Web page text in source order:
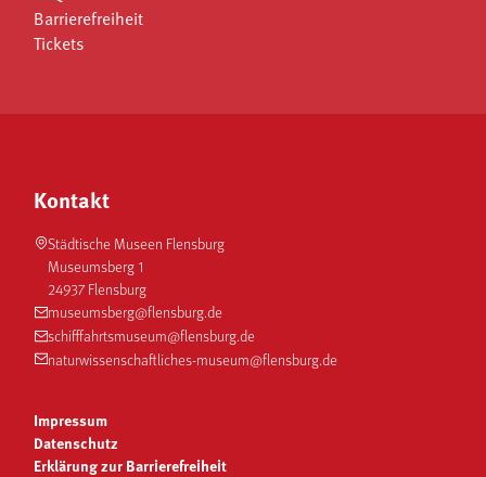
Barrierefreiheit
Tickets
Kontakt
Städtische Museen Flensburg
Museumsberg 1
24937 Flensburg
museumsberg@flensburg.de
schifffahrtsmuseum@flensburg.de
naturwissenschaftliches-museum@flensburg.de
Impressum
Datenschutz
Erklärung zur Barrierefreiheit